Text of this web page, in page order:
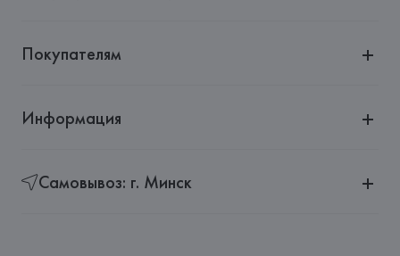
Покупателям
Информация
Самовывоз: г. Минск